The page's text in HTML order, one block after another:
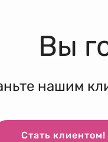
Вы
нашим
Стать клиентом!